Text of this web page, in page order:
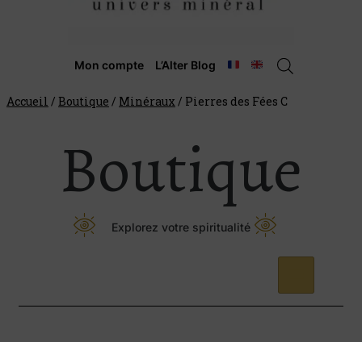
Mon compte L’Alter Blog
Accueil / Boutique / Minéraux / Pierres des Fées C
Boutique
Explorez votre spiritualité